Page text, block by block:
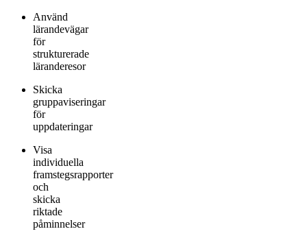
Använd
lärandevägar
för
strukturerade
läranderesor
Skicka
gruppaviseringar
för
uppdateringar
Visa
individuella
framstegsrapporter
och
skicka
riktade
påminnelser